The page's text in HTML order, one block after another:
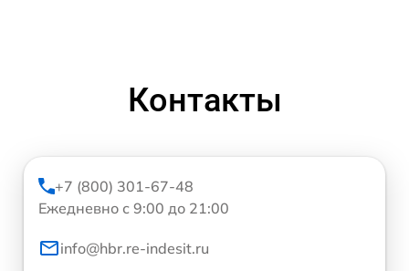
Контакты
+7 (800) 301-67-48
Ежедневно с 9:00 до 21:00
info@hbr.re-indesit.ru